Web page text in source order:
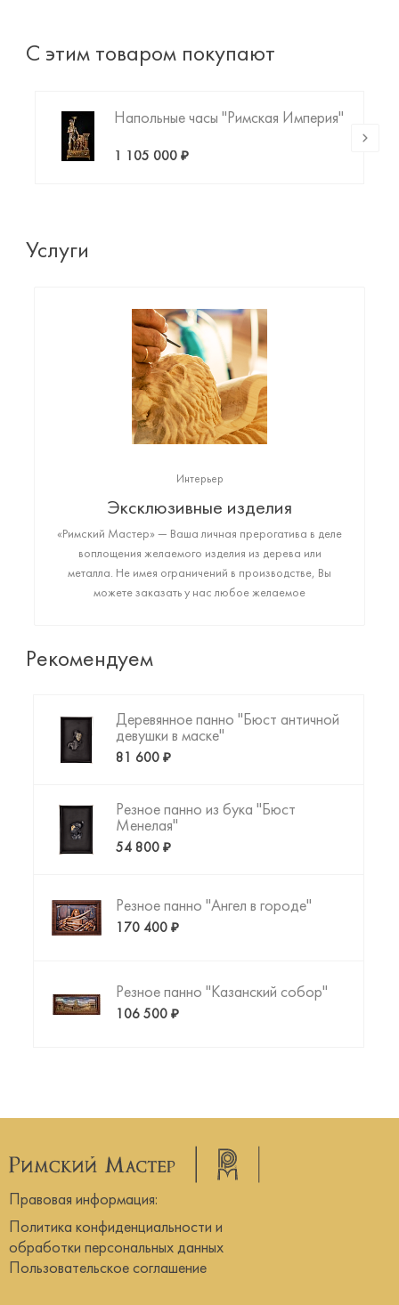
С этим товаром покупают
Напольные часы "Римская Империя"
1 105 000 ₽
Услуги
Интерьер
Эксклюзивные изделия
«Римский Мастер» — Ваша личная прерогатива в деле
воплощения желаемого изделия из дерева или
металла. Не имея ограничений в производстве, Вы
можете заказать у нас любое желаемое
Рекомендуем
Деревянное панно "Бюст античной
девушки в маске"
81 600 ₽
Резное панно из бука "Бюст
Менелая"
54 800 ₽
Резное панно "Ангел в городе"
170 400 ₽
Резное панно "Казанский собор"
106 500 ₽
Правовая информация:
Политика конфиденциальности и
обработки персональных данных
Пользовательское соглашение